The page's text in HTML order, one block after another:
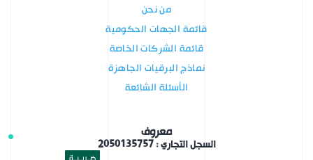
من نحن
قائمة الجهات الحكومية
قائمة الشركات الخاصة
نماذج البرقيات الجاهزة
الأسئلة الشائعة
معروف
السجل التجاري : 2050135757